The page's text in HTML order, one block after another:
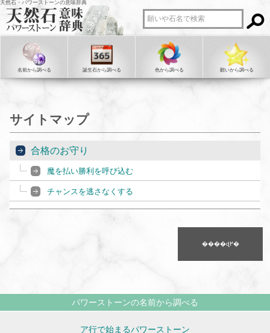
天然石・パワーストーンの意味辞典
名前から調べる 誕生石から調べる 色から調べる 願いから調べる
サイトマップ
合格のお守り
魔を払い勝利を呼び込む
チャンスを逃さなくする
����ɖ߂�
パワーストーンの名前から調べる
ア行で始まるパワーストーン